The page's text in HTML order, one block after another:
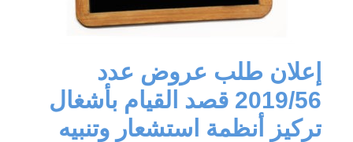
إعلان طلب عروض عدد
2019/56 قصد القيام بأشغال
تركيز أنظمة استشعار وتنبيه